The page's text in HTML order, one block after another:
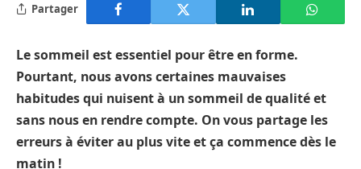
Partager
Le sommeil est essentiel pour être en forme.
Pourtant, nous avons certaines mauvaises
habitudes qui nuisent à un sommeil de qualité et
sans nous en rendre compte. On vous partage les
erreurs à éviter au plus vite et ça commence dès le
matin !